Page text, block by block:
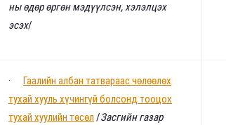
ны өдөр өргөн мэдүүлсэн,хэлэлцэх
эсэх/
·
Гаалийн албан татвараас чөлөөлөх
тухай хууль хүчингүй болсонд тооцох
тухай хуулийн төсөл /Засгийн газар